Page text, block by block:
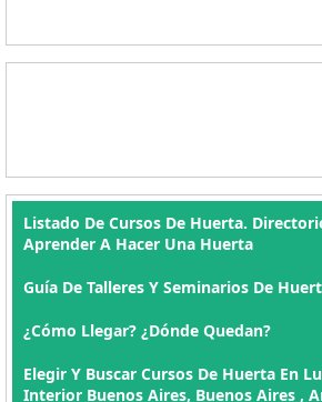
Listado De Cursos De Huerta.
Aprender A Hacer Una Huerta
Guía De Talleres Y Seminarios De
¿Cómo Llegar? ¿Dónde Quedan?
Elegir Y Buscar Cursos De Huerta En
Interior Buenos Aires, Buenos Aires ,